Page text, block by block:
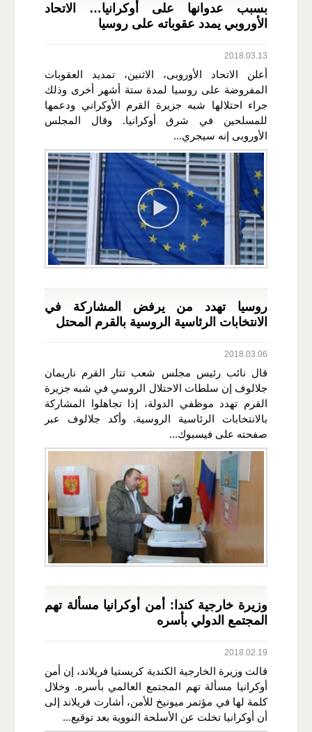
بسبب عدوانها على أوكرانيا… الاتحاد
الأوروبي يمدد عقوباته على روسيا
2018.03.13
أعلن الاتحاد الأوروبى، الاثنين، تمديد العقوبات
المفروضة على روسيا لمدة ستة أشهر أخرى وذلك
جراء احتلالها شبه جزيرة القرم الأوكراني ودعمها
للمسلحين في شرق أوكرانيا. وقال المجلس
الأوروبى إنه سيجري...
روسيا تهدد من يرفض المشاركة في
الانتخابات الرئاسية الروسية بالقرم المحتل
2018.03.06
قال نائب رئيس مجلس شعب تتار القرم ناريمان
جلالوف إن سلطات الاحتلال الروسي في شبه جزيرة
القرم تهدد موظفي الدولة، إذا تجاهلوا المشاركة
بالانتخابات الرئاسية الروسية. وأكد جلالوف عبر
صفحته على فيسبوك...
وزيرة خارجية كندا: أمن أوكرانيا مسألة تهم
المجتمع الدولي بأسره
2018.02.19
قالت وزيرة الخارجية الكندية كريستيا فريلاند، إن أمن
أوكرانيا مسألة تهم المجتمع العالمي بأسره. وخلال
كلمة لها في مؤتمر ميونيخ للأمن، أشارت فريلاند إلى
أن أوكرانيا تخلت عن الأسلحة النووية بعد توقيع...